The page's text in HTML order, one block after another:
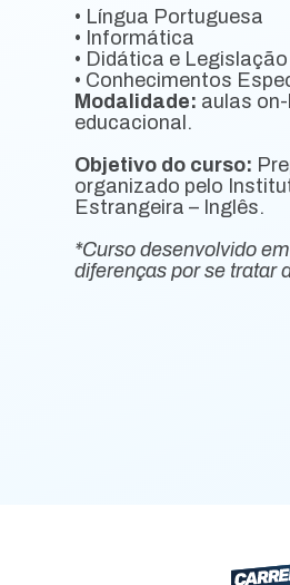
• Língua Portuguesa
• Informática
• Didática e
• Conhecimentos
Modalidade: aulas
educacional.
Objetivo do curso:
organizado pelo
Estrangeira – Inglês.
*Curso desenvolvido
diferenças por se tratar